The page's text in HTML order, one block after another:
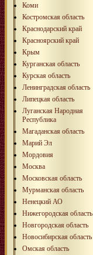
Коми
Костромская область
Краснодарский край
Красноярский край
Крым
Курганская область
Курская область
Ленинградская область
Липецкая область
Луганская Народная
Республика
Магаданская область
Марий Эл
Мордовия
Москва
Московская область
Мурманская область
Ненецкий АО
Нижегородская область
Новгородская область
Новосибирская область
Омская область